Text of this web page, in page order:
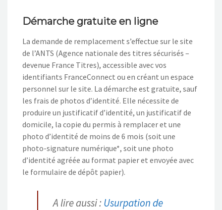
Démarche gratuite en ligne
La demande de remplacement s’effectue sur le site
de l’ANTS (Agence nationale des titres sécurisés –
devenue France Titres), accessible avec vos
identifiants FranceConnect ou en créant un espace
personnel sur le site. La démarche est gratuite, sauf
les frais de photos d’identité. Elle nécessite de
produire un justificatif d’identité, un justificatif de
domicile, la copie du permis à remplacer et une
photo d’identité de moins de 6 mois (soit une
photo-signature numérique*, soit une photo
d’identité agréée au format papier et envoyée avec
le formulaire de dépôt papier).
A lire aussi : Usurpation de